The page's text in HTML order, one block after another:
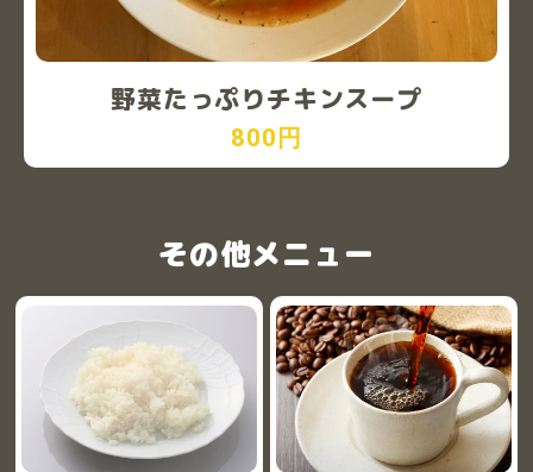
野菜たっぷりチキンスープ
800円
その他メニュー